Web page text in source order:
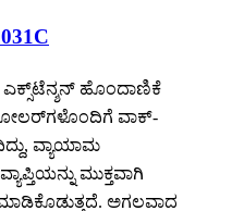
ಹೊಂದಾಣಿಕೆ
ವಾಕ್-
ವ್ಯಾಯಾಮ
ಮುಕ್ತವಾಗಿ
ಅಗಲವಾದ